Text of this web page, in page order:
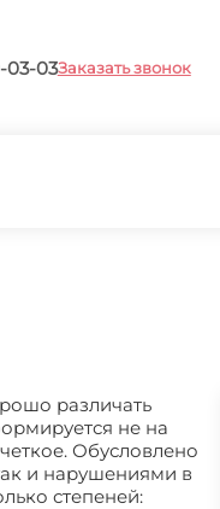
03-03Заказать звонок
различать
не на
Обусловлено
и нарушениями в
степеней: